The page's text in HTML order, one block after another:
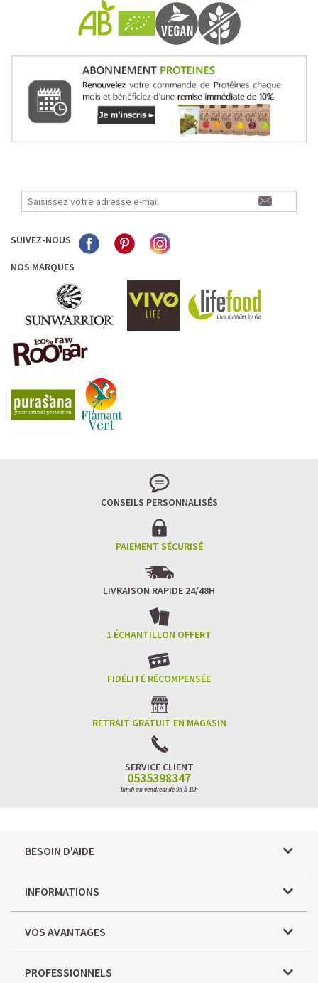
SUIVEZ-NOUS
NOS MARQUES
CONSEILS PERSONNALISÉS
PAIEMENT SÉCURISÉ
LIVRAISON RAPIDE 24/48H
1 ÉCHANTILLON OFFERT
FIDÉLITÉ RÉCOMPENSÉE
RETRAIT GRATUIT EN MAGASIN
SERVICE CLIENT
0535398347
lundi au vendredi de 9h à 19h
BESOIN D'AIDE
INFORMATIONS
VOS AVANTAGES
PROFESSIONNELS